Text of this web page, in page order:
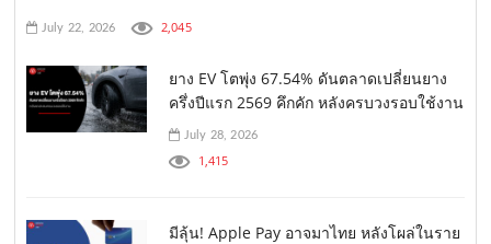
July 22, 2026 2,045
ยาง EV โตพุ่ง 67.54% ดันตลาดเปลี่ยนยาง
ครึ่งปีแรก 2569 คึกคัก หลังครบวงรอบใช้งาน
July 28, 2026
1,415
มีลุ้น! Apple Pay อาจมาไทย หลังโผล่ในราย